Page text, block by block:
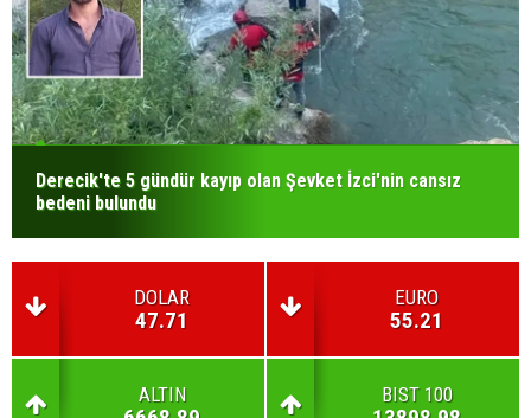
Derecik'te 5 gündür kayıp olan Şevket İzci'nin cansız
bedeni bulundu
DOLAR
47.71
EURO
55.21
ALTIN BIST 100